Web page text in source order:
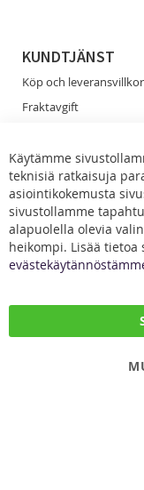
KUNDTJÄNST
Köp och leveransvillkor
Fraktavgift
Dataskydd
Kontakta oss
Käytämme
teknisiä ratkaisuja
asiointikokemusta
sivustollamme
alapuolella olevia
heikompi. Lisää tietoa